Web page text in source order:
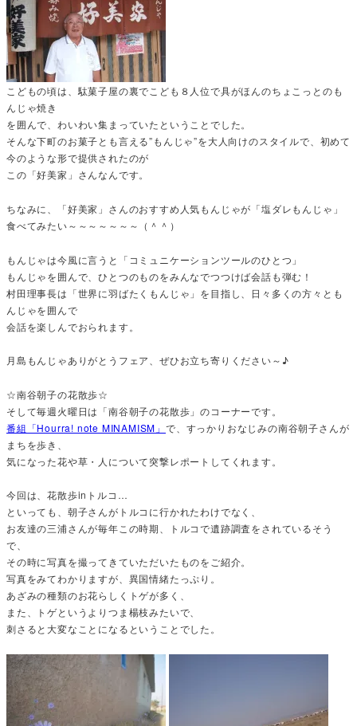
こどもの頃は、駄菓子屋の裏でこども８人位で具がほんのちょこっとのも
んじゃ焼き
を囲んで、わいわい集まっていたということでした。
そんな下町のお菓子とも言える”もんじゃ”を大人向けのスタイルで、初めて
今のような形で提供されたのが
この「好美家」さんなんです。
ちなみに、「好美家」さんのおすすめ人気もんじゃが「塩ダレもんじゃ」
食べてみたい～～～～～～～（＾＾）
もんじゃは今風に言うと「コミュニケーションツールのひとつ」
もんじゃを囲んで、ひとつのものをみんなでつつけば会話も弾む！
村田理事長は「世界に羽ばたくもんじゃ」を目指し、日々多くの方々とも
んじゃを囲んで
会話を楽しんでおられます。
月島もんじゃありがとうフェア、ぜひお立ち寄りください～♪
☆南谷朝子の花散歩☆
そして毎週火曜日は「南谷朝子の花散歩」のコーナーです。
番組「Hourra! note MINAMISM」で、すっかりおなじみの南谷朝子さんが
まちを歩き、
気になった花や草・人について突撃レポートしてくれます。
今回は、花散歩inトルコ…
といっても、朝子さんがトルコに行かれたわけでなく、
お友達の三浦さんが毎年この時期、トルコで遺跡調査をされているそう
で、
その時に写真を撮ってきていただいたものをご紹介。
写真をみてわかりますが、異国情緒たっぷり。
あざみの種類のお花らしくトゲが多く、
また、トゲというよりつま楊枝みたいで、
刺さると大変なことになるということでした。